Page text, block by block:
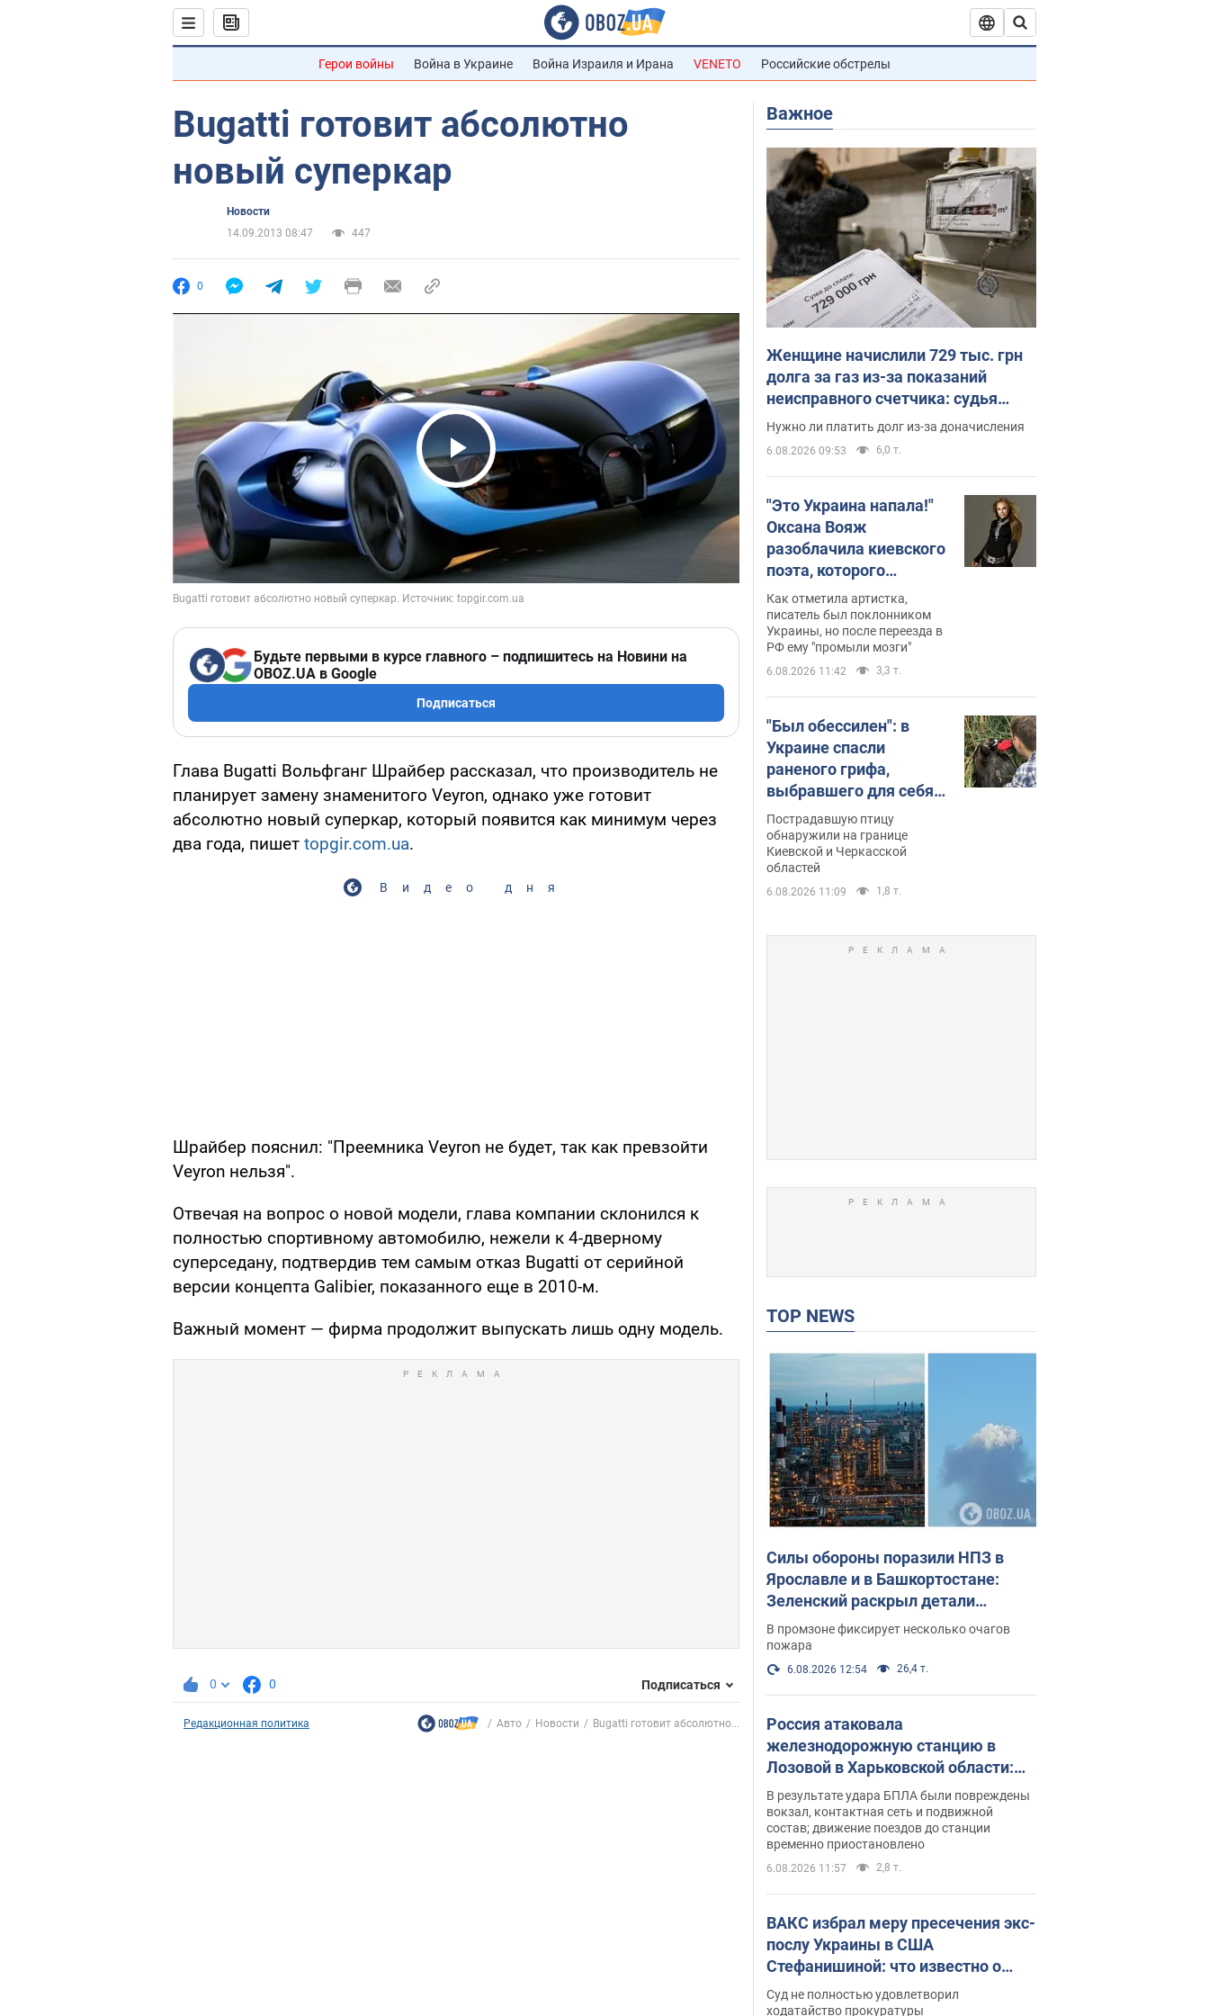
Герои войны Война в Украине Война Израиля и Ирана VENETO Российские обстрелы
Bugatti готовит абсолютно
новый суперкар
Новости
14.09.2013 08:47
447
0
Play Video
Будьте первыми в курсе главного – подпишитесь на Новини на
OBOZ.UA в Google
Подписаться
Глава Bugatti Вольфганг Шрайбер рассказал, что производитель не
планирует замену знаменитого Veyron, однако уже готовит
абсолютно новый суперкар, который появится как минимум через
два года, пишет topgir.com.ua.
Видео дня
Шрайбер пояснил: "Преемника Veyron не будет, так как превзойти
Veyron нельзя".
Отвечая на вопрос о новой модели, глава компании склонился к
полностью спортивному автомобилю, нежели к 4-дверному
суперседану, подтвердив тем самым отказ Bugatti от серийной
версии концепта Galibier, показанного еще в 2010-м.
Важный момент — фирма продолжит выпускать лишь одну модель.
0 0 Подписаться
Редакционная политика Авто Новости Bugatti готовит абсолютно...
Важное
Женщине начислили 729 тыс. грн
долга за газ из-за показаний
неисправного счетчика: судья
вынес неожиданное решение
Нужно ли платить долг из-за доначисления
6.08.2026 09:53 6,0 т.
"Это Украина напала!"
Оксана Вояж
разоблачила киевского
поэта, которого
"зазомбировали": он
даже русского не знал,
а теперь хочет
геноцида украинцев
Как отметила артистка,
писатель был поклонником
Украины, но после переезда в
РФ ему "промыли мозги"
6.08.2026 11:42 3,3 т.
"Был обессилен": в
Украине спасли
раненого грифа,
выбравшего для себя
нетипичный маршрут.
Фото
Пострадавшую птицу
обнаружили на границе
Киевской и Черкасской
областей
6.08.2026 11:09 1,8 т.
TOP NEWS
Силы обороны поразили НПЗ в
Ярославле и в Башкортостане:
Зеленский раскрыл детали
операции. Фото и видео
В промзоне фиксирует несколько очагов
пожара
6.08.2026 12:54 26,4 т.
Россия атаковала
железнодорожную станцию в
Лозовой в Харьковской области:
есть погибшие и раненые
В результате удара БПЛА были повреждены
вокзал, контактная сеть и подвижной
состав; движение поездов до станции
временно приостановлено
6.08.2026 11:57 2,8 т.
ВАКС избрал меру пресечения экс-
послу Украины в США
Стефанишиной: что известно о
деле
Суд не полностью удовлетворил
ходатайство прокуратуры